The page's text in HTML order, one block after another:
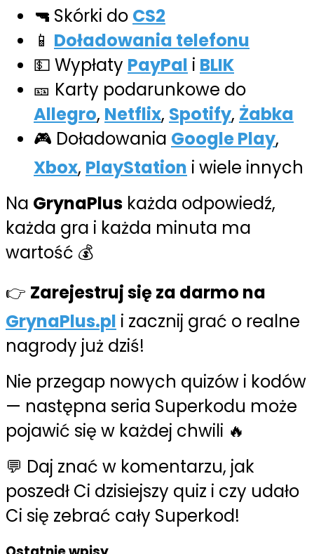
🔫 Skórki do CS2
📱 Doładowania telefonu
💵 Wypłaty PayPal i BLIK
🎫 Karty podarunkowe do
Allegro, Netflix, Spotify, Żabka
🎮 Doładowania Google Play,
Xbox, PlayStation i wiele innych
Na GrynaPlus każda odpowiedź,
każda gra i każda minuta ma
wartość 💰
👉 Zarejestruj się za darmo na
GrynaPlus.pl i zacznij grać o realne
nagrody już dziś!
Nie przegap nowych quizów i kodów
— następna seria Superkodu może
pojawić się w każdej chwili 🔥
💬 Daj znać w komentarzu, jak
poszedł Ci dzisiejszy quiz i czy udało
Ci się zebrać cały Superkod!